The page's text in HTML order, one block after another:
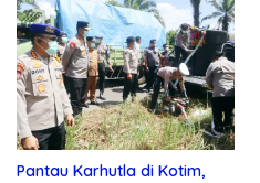
Pantau Karhutla di Kotim,